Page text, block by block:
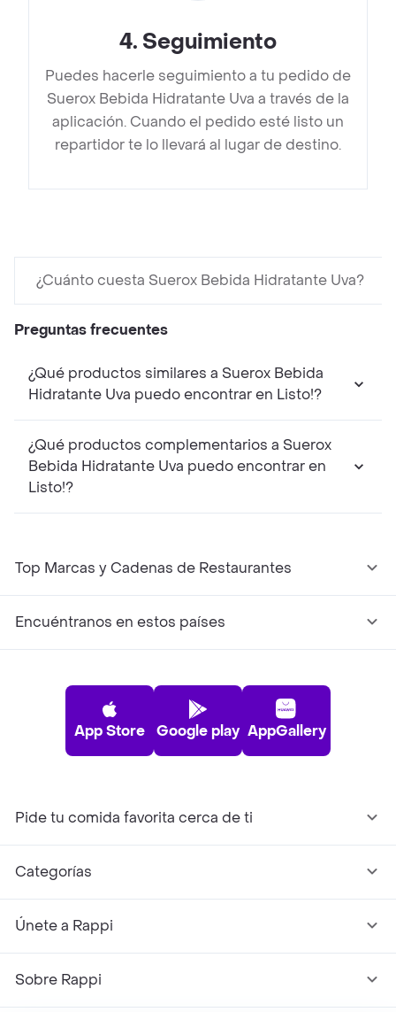
4. Seguimiento
Puedes hacerle seguimiento a tu pedido de
Suerox Bebida Hidratante Uva a través de la
aplicación. Cuando el pedido esté listo un
repartidor te lo llevará al lugar de destino.
¿Cuánto cuesta Suerox Bebida Hidratante Uva?
Preguntas frecuentes
¿Qué productos similares a Suerox Bebida
Hidratante Uva puedo encontrar en Listo!?
¿Qué productos complementarios a Suerox
Bebida Hidratante Uva puedo encontrar en
Listo!?
Top Marcas y Cadenas de Restaurantes
Encuéntranos en estos países
App Store Google play AppGallery
Pide tu comida favorita cerca de ti
Categorías
Únete a Rappi
Sobre Rappi